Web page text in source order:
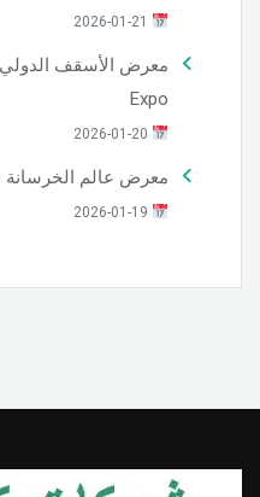
Expo
معرض عالم الخرسانة World of Concrete